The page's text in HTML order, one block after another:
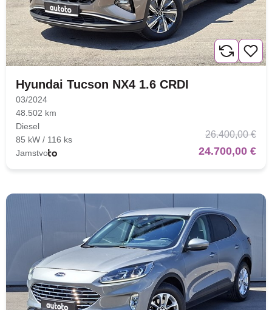
Hyundai Tucson NX4 1.6 CRDI
03/2024
48.502 km
Diesel
85 kW / 116 ks
Jamstvo
26.400,00 €
24.700,00 €